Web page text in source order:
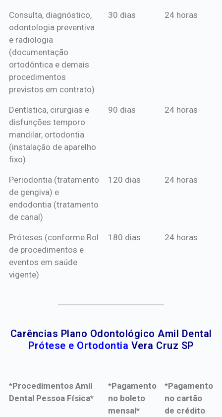
mensal*
de crédito
Consulta, diagnóstico,
odontologia preventiva
e radiologia
(documentação
ortodôntica e demais
procedimentos
previstos em contrato)
30 dias 24 horas
Dentística, cirurgias e
disfunções temporo
mandilar, ortodontia
(instalação de aparelho
fixo)
90 dias 24 horas
Periodontia (tratamento
de gengiva) e
endodontia (tratamento
de canal)
120 dias 24 horas
Próteses (conforme Rol
de procedimentos e
eventos em saúde
vigente)
180 dias 24 horas
Carências Plano Odontológico Amil Dental
Prótese e Ortodontia Vera Cruz SP
*Procedimentos Amil
Dental Pessoa Física*
*Pagamento
no boleto
mensal*
*Pagamento
no cartão
de crédito